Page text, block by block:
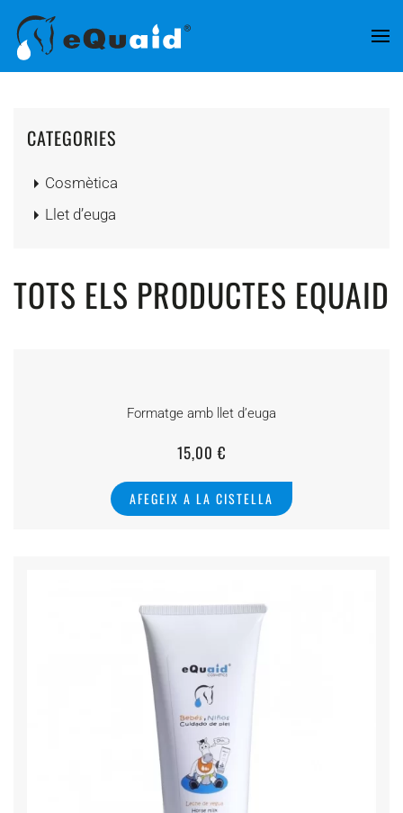
Skip to main content
CATEGORIES
Cosmètica
Llet d’euga
TOTS ELS PRODUCTES EQUAID
Formatge amb llet d’euga
15,00€
AFEGEIX A LA CISTELLA